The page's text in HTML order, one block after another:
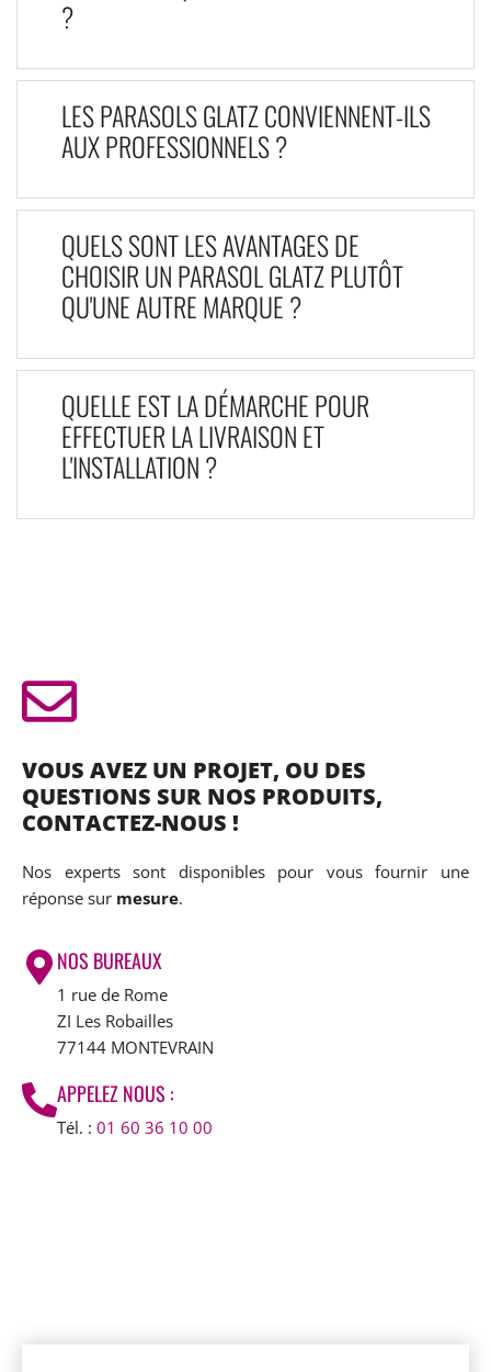
?
LES PARASOLS GLATZ CONVIENNENT-ILS
AUX PROFESSIONNELS ?
QUELS SONT LES AVANTAGES DE
CHOISIR UN PARASOL GLATZ PLUTÔT
QU'UNE AUTRE MARQUE ?
QUELLE EST LA DÉMARCHE POUR
EFFECTUER LA LIVRAISON ET
L'INSTALLATION ?
VOUS AVEZ UN PROJET, OU DES
QUESTIONS SUR NOS PRODUITS,
CONTACTEZ-NOUS !
Nos experts sont disponibles pour vous fournir une
réponse sur mesure.
NOS BUREAUX
1 rue de Rome
ZI Les Robailles
77144 MONTEVRAIN
APPELEZ NOUS :
Tél. : 01 60 36 10 00